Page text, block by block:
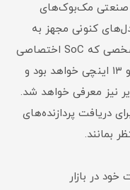
صنعتی مک‌بوک‌های
کنونی مجهز به
پردازنده‌ی اینتل ندارد. اولین کامپیوتر شخصی که SoC اختصاصی
جدید اپل را دریافت می‌کند، مک ‌بوک پرو ۱۳ اینچی خواهد بود و
نیز معرفی خواهد شد.
دریافت پردازنده‌های
در بازار